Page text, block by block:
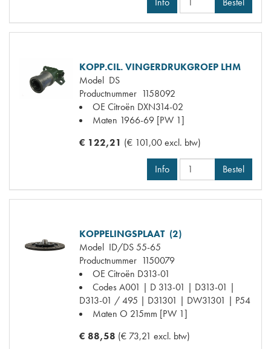
KOPP.CIL. VINGERDRUKGROEP LHM
Model DS
Productnummer 1158092
OE Citroën DXN314-02
Maten 1966-69 [PW 1]
€ 122,21 (€ 101,00 excl. btw)
Info Bestel
KOPPELINGSPLAAT (2)
Model ID/DS 55-65
Productnummer 1150079
OE Citroën D313-01
CodesA001 | D 313-01 | D313-01 |
D313-01 / 495 | D31301 | DW31301 | P54
Maten O 215mm [PW 1]
€ 88,58 (€ 73,21 excl. btw)